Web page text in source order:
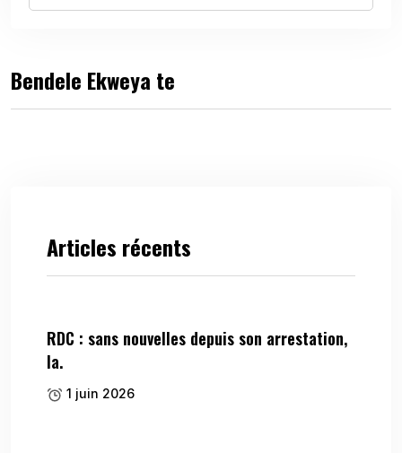
Bendele Ekweya te
Articles récents
RDC : sans nouvelles depuis son arrestation,
la.
1 juin 2026